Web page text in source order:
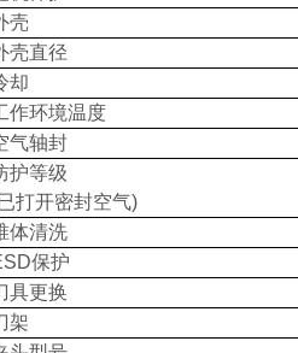
壳
壳直径
却
作环境温度
气轴封
护等级
打开密封空气)
体清洗
保护
具更换
架